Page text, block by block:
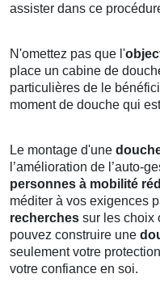
assister dans ce
N'omettez pas que l'
place un cabine de
particulières de le
moment de douche qui
Le montage d'une
l’amélioration de l’auto-
personnes à mobilité
méditer à vos exigences
recherches sur les choix
pouvez construire une
seulement votre
votre confiance en soi.